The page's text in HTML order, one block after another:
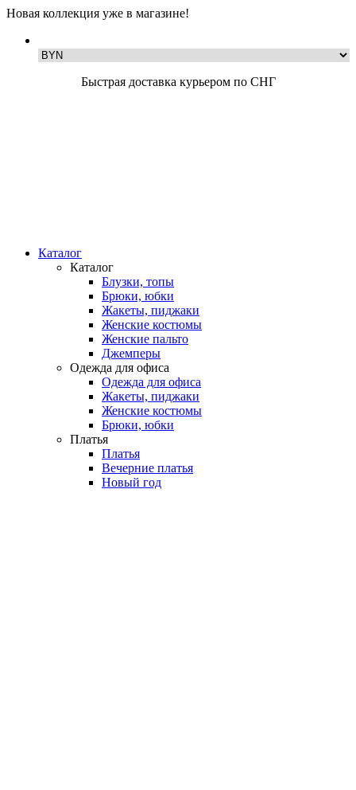
Новая коллекция уже в магазине!
Быстрая доставка курьером по СНГ
Каталог
Каталог
Блузки, топы
Брюки, юбки
Жакеты, пиджаки
Женские костюмы
Женские пальто
Джемперы
Одежда для офиса
Одежда для офиса
Жакеты, пиджаки
Женские костюмы
Брюки, юбки
Платья
Платья
Вечерние платья
Новый год